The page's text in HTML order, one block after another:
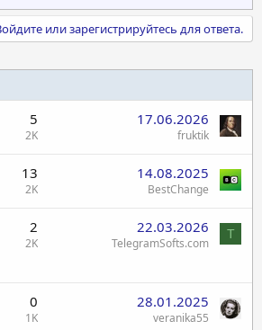
или зарегистрируйтесь для ответа.
5
2K
17.06.2026
fruktik
13
2K
14.08.2025
BestChange
2
2K
22.03.2026
TelegramSofts.com
T
0
1K
28.01.2025
veranika55